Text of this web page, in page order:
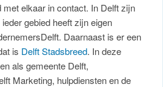
met elkaar in contact. In Delft zijn
ieder gebied heeft zijn eigen
Daarnaast is er een
is Delft Stadsbreed. In deze
als gemeente Delft,
Marketing, hulpdiensten en de